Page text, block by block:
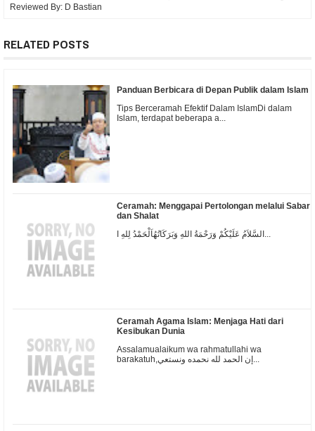
Reviewed By: D Bastian
RELATED POSTS
Panduan Berbicara di Depan Publik dalam Islam
Tips Berceramah Efektif Dalam IslamDi dalam
Islam, terdapat beberapa a...
Ceramah: Menggapai Pertolongan melalui Sabar
dan Shalat
Ceramah Agama Islam: Menjaga Hati dari
Kesibukan Dunia
Assalamualaikum wa rahmatullahi wa
barakatuh,إن الحمد لله نحمده ونستعي...